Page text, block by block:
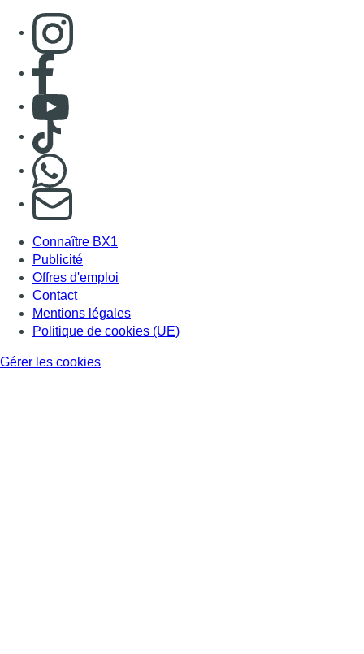
Consulter page Instagram
Consulter page Facebook
Consulter Youtube
Consulter TikTok
S'abonner à notre newsletter
Connaître BX1
Publicité
Offres d'emploi
Contact
Mentions légales
Politique de cookies (UE)
Gérer les cookies